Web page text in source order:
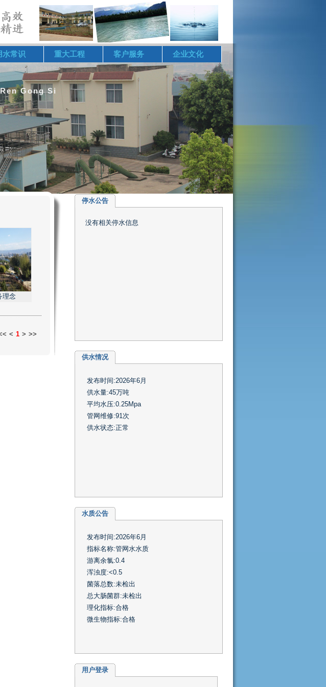
水常识 重大工程 客户服务 企业文化
Gong Si
理念
< 1 > >>
停水公告
没有相关停水信息
供水情况
发布时间:2026年6月
供水量:45万吨
平均水压:0.25Mpa
管网维修:91次
供水状态:正常
水质公告
发布时间:2026年6月
指标名称:管网水水质
游离余氯:0.4
浑浊度:<0.5
菌落总数:未检出
总大肠菌群:未检出
理化指标:合格
微生物指标:合格
用户登录